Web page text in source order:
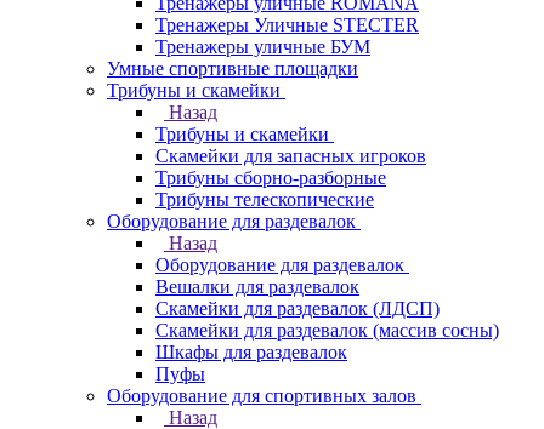
Тренажеры Уличные STECTER
Тренажеры уличные БУМ
Умные спортивные площадки
Трибуны и скамейки
Назад
Трибуны и скамейки
Скамейки для запасных игроков
Трибуны сборно-разборные
Трибуны телескопические
Оборудование для раздевалок
Назад
Оборудование для раздевалок
Вешалки для раздевалок
Скамейки для раздевалок (ЛДСП)
Скамейки для раздевалок (массив сосны)
Шкафы для раздевалок
Пуфы
Оборудование для спортивных залов
Назад